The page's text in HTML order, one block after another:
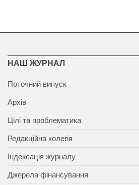
НАШ ЖУРНАЛ
Поточний випуск
Архів
Цілі та проблематика
Редакційна колегія
Індексація журналу
Джерела фінансування